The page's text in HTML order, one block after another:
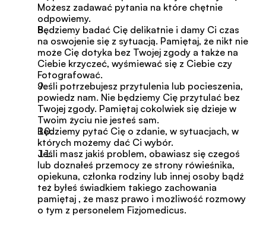
Możesz zadawać pytania na które chętnie
odpowiemy.
Będziemy badać Cię delikatnie i damy Ci czas
na oswojenie się z sytuacją. Pamiętaj, że nikt nie
może Cię dotyka bez Twojej zgody a także na
Ciebie krzyczeć, wyśmiewać się z Ciebie czy
Fotografować.
Jeśli potrzebujesz przytulenia lub pocieszenia,
powiedz nam. Nie będziemy Cię przytulać bez
Twojej zgody. Pamiętaj cokolwiek się dzieje w
Twoim życiu nie jesteś sam.
Będziemy pytać Cię o zdanie, w sytuacjach, w
których możemy dać Ci wybór.
Jeśli masz jakiś problem, obawiasz się czegoś
lub doznałeś przemocy ze strony rówieśnika,
opiekuna, członka rodziny lub innej osoby bądź
też byłeś świadkiem takiego zachowania
pamiętaj , że masz prawo i możliwość rozmowy
o tym z personelem Fizjomedicus.